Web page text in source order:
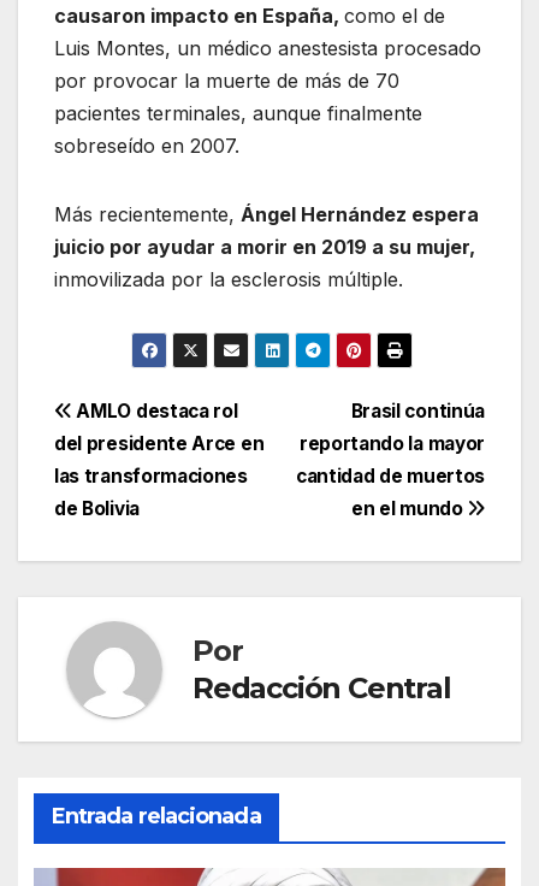
causaron impacto en España, como el de
Luis Montes, un médico anestesista procesado
por provocar la muerte de más de 70
pacientes terminales, aunque finalmente
sobreseído en 2007.
Más recientemente, Ángel Hernández espera
juicio por ayudar a morir en 2019 a su mujer,
inmovilizada por la esclerosis múltiple.
Navegación
de
entradas
Brasil continúa
reportando la mayor
cantidad de muertos
en el mundo
AMLO destaca rol
del presidente Arce en
las transformaciones
de Bolivia
Por
Redacción Central
Entrada relacionada